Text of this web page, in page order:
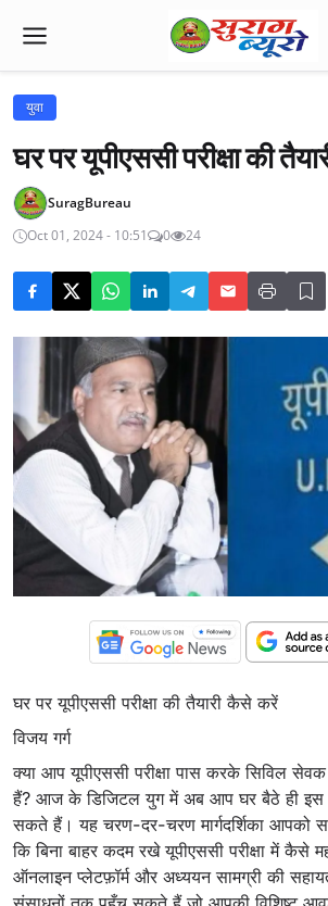
युवा
घर पर यूपीएससी परीक्षा की
SuragBureau
Oct 01, 2024 - 10:51
0 24
घर पर यूपीएससी परीक्षा की तैयारी कैसे करें
विजय गर्ग
क्या आप यूपीएससी परीक्षा पास करके सिविल
हैं? आज के डिजिटल युग में अब आप घर बैठे ही इस
सकते हैं। यह चरण-दर-चरण मार्गदर्शिका आपको
कि बिना बाहर कदम रखे यूपीएससी परीक्षा में कैसे
ऑनलाइन प्लेटफ़ॉर्म और अध्ययन सामग्री की